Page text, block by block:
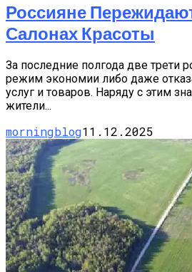
Россияне
Салонах Красоты
За последние полгода две трети
режим экономии либо даже
услуг и товаров. Наряду с этим
жители...
morningblog11.12.2025